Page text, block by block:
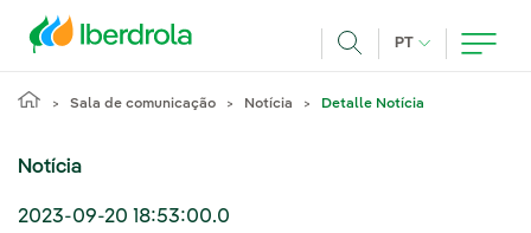
PT IDIOMA ATUAL,
Sala de comunicação Notícia Detalle Notícia
Notícia
2023-09-20 18:53:00.0